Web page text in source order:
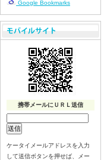
Google Bookmarks
携帯メールにＵＲＬ送信
ケータイメールアドレスを入力
して送信ボタンを押せば、メー